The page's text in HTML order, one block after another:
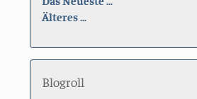
Älteres ...
Blogroll